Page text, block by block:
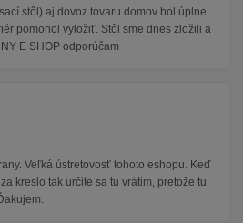
stôl) aj dovoz tovaru domov bol úplne
pomohol vyložiť. Stôl sme dnes zložili a
E SHOP odporúčam
Veľká ústretovosť tohoto eshopu. Keď
kreslo tak určite sa tu vrátim, pretože tu